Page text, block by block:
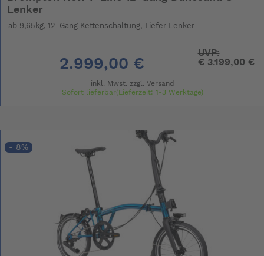
Lenker
ab 9,65kg, 12-Gang Kettenschaltung, Tiefer Lenker
2.999,00 €
UVP:
€3.199,00 €
inkl. Mwst. zzgl. Versand
Sofort lieferbar(Lieferzeit: 1-3 Werktage)
- 8%